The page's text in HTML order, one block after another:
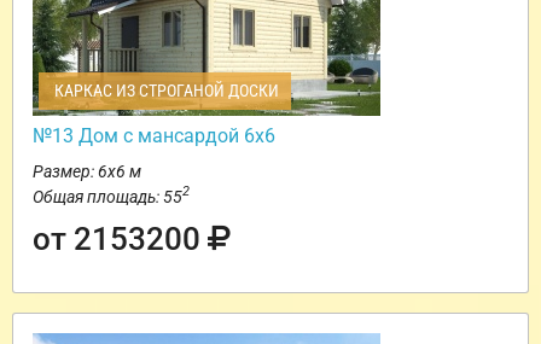
КАРКАС ИЗ СТРОГАНОЙ ДОСКИ
№13 Дом с мансардой 6х6
Размер: 6х6 м
Общая площадь: 552
от 2153200